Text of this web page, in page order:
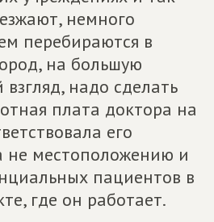
немного
перебираются в
на большую
надо сделать
плата доктора на
его
не местоположению и
пациентов в
где он работает.